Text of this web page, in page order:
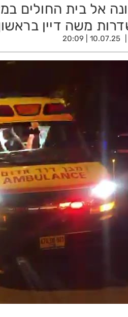
אופנוע בן 25 פונה אל
משה דיין בראשון
10.07.25 | 20:09